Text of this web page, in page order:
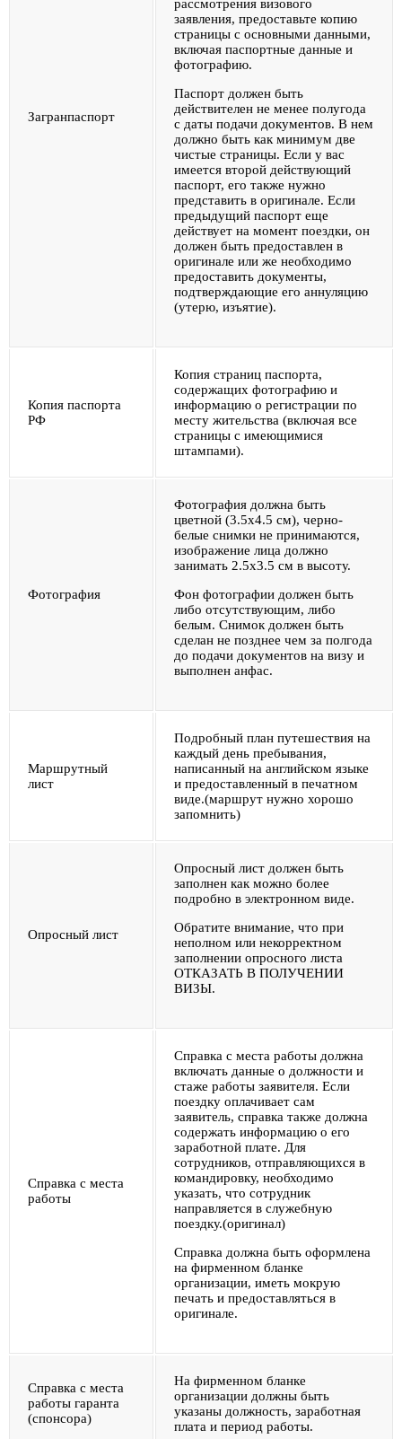
Загранпаспорт
рассмотрения визового
заявления, предоставьте копию
страницы с основными данными,
включая паспортные данные и
фотографию.
Паспорт должен быть
действителен не менее полугода
с даты подачи документов. В нем
должно быть как минимум две
чистые страницы. Если у вас
имеется второй действующий
паспорт, его также нужно
представить в оригинале. Если
предыдущий паспорт еще
действует на момент поездки, он
должен быть предоставлен в
оригинале или же необходимо
предоставить документы,
подтверждающие его аннуляцию
(утерю, изъятие).
Копия паспорта
РФ
Копия страниц паспорта,
содержащих фотографию и
информацию о регистрации по
месту жительства (включая все
страницы с имеющимися
штампами).
Фотография
Фотография должна быть
цветной (3.5х4.5 см), черно-
белые снимки не принимаются,
изображение лица должно
занимать 2.5х3.5 см в высоту.
Фон фотографии должен быть
либо отсутствующим, либо
белым. Снимок должен быть
сделан не позднее чем за полгода
до подачи документов на визу и
выполнен анфас.
Маршрутный
лист
Подробный план путешествия на
каждый день пребывания,
написанный на английском языке
и предоставленный в печатном
виде.(маршрут нужно хорошо
запомнить)
Опросный лист
Опросный лист должен быть
заполнен как можно более
подробно в электронном виде.
Обратите внимание, что при
неполном или некорректном
заполнении опросного листа
ОТКАЗАТЬ В ПОЛУЧЕНИИ
ВИЗЫ.
Справка с места
работы
Справка с места работы должна
включать данные о должности и
стаже работы заявителя. Если
поездку оплачивает сам
заявитель, справка также должна
содержать информацию о его
заработной плате. Для
сотрудников, отправляющихся в
командировку, необходимо
указать, что сотрудник
направляется в служебную
поездку.(оригинал)
Справка должна быть оформлена
на фирменном бланке
организации, иметь мокрую
печать и предоставляться в
оригинале.
Справка с места
работы гаранта
(спонсора)
На фирменном бланке
организации должны быть
указаны должность, заработная
плата и период работы.